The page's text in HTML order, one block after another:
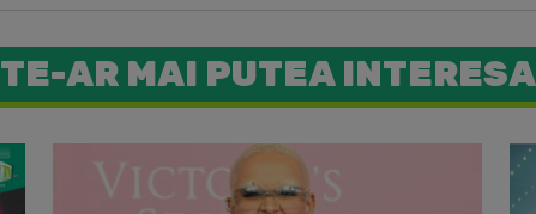
TE-AR MAI PUTEA INTERESA
La